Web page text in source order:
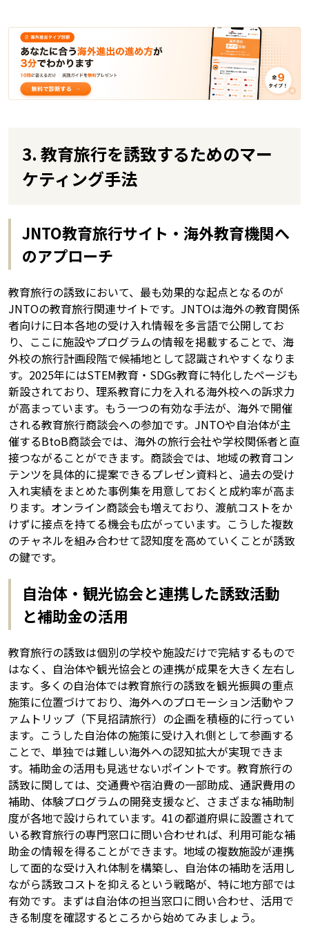
3. 教育旅行を誘致するためのマー
ケティング手法
JNTO教育旅行サイト・海外教育機関へ
のアプローチ
教育旅行の誘致において、最も効果的な起点となるのが
JNTOの教育旅行関連サイトです。JNTOは海外の教育関係
者向けに日本各地の受け入れ情報を多言語で公開してお
り、ここに施設やプログラムの情報を掲載することで、海
外校の旅行計画段階で候補地として認識されやすくなりま
す。2025年にはSTEM教育・SDGs教育に特化したページも
新設されており、理系教育に力を入れる海外校への訴求力
が高まっています。もう一つの有効な手法が、海外で開催
される教育旅行商談会への参加です。JNTOや自治体が主
催するBtoB商談会では、海外の旅行会社や学校関係者と直
接つながることができます。商談会では、地域の教育コン
テンツを具体的に提案できるプレゼン資料と、過去の受け
入れ実績をまとめた事例集を用意しておくと成約率が高ま
ります。オンライン商談会も増えており、渡航コストをか
けずに接点を持てる機会も広がっています。こうした複数
のチャネルを組み合わせて認知度を高めていくことが誘致
の鍵です。
自治体・観光協会と連携した誘致活動
と補助金の活用
教育旅行の誘致は個別の学校や施設だけで完結するもので
はなく、自治体や観光協会との連携が成果を大きく左右し
ます。多くの自治体では教育旅行の誘致を観光振興の重点
施策に位置づけており、海外へのプロモーション活動やフ
ァムトリップ（下見招請旅行）の企画を積極的に行ってい
ます。こうした自治体の施策に受け入れ側として参画する
ことで、単独では難しい海外への認知拡大が実現できま
す。補助金の活用も見逃せないポイントです。教育旅行の
誘致に関しては、交通費や宿泊費の一部助成、通訳費用の
補助、体験プログラムの開発支援など、さまざまな補助制
度が各地で設けられています。41の都道府県に設置されて
いる教育旅行の専門窓口に問い合わせれば、利用可能な補
助金の情報を得ることができます。地域の複数施設が連携
して面的な受け入れ体制を構築し、自治体の補助を活用し
ながら誘致コストを抑えるという戦略が、特に地方部では
有効です。まずは自治体の担当窓口に問い合わせ、活用で
きる制度を確認するところから始めてみましょう。